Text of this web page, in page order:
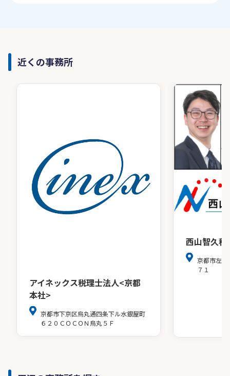
近くの事務所
アイネックス税理士法人<京都
本社>
京都市下京区烏丸通四条下ル水銀屋町
６２０ＣＯＣＯＮ烏丸５Ｆ
西山智久税
京都市左京
７１